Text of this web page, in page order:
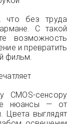
что без труда
С такой
возможность
и превратить
фильм.
CMOS-сенсору
нюансы — от
Цвета выглядят